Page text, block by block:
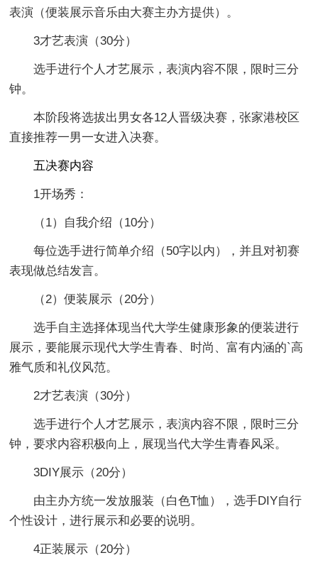
表演（便装展示音乐由大赛主办方提供）。
3才艺表演（30分）
选手进行个人才艺展示，表演内容不限，限时三分
钟。
本阶段将选拔出男女各12人晋级决赛，张家港校区
直接推荐一男一女进入决赛。
五决赛内容
1开场秀：
（1）自我介绍（10分）
每位选手进行简单介绍（50字以内），并且对初赛
表现做总结发言。
（2）便装展示（20分）
选手自主选择体现当代大学生健康形象的便装进行
展示，要能展示现代大学生青春、时尚、富有内涵的`高
雅气质和礼仪风范。
2才艺表演（30分）
选手进行个人才艺展示，表演内容不限，限时三分
钟，要求内容积极向上，展现当代大学生青春风采。
3DIY展示（20分）
由主办方统一发放服装（白色T恤），选手DIY自行
个性设计，进行展示和必要的说明。
4正装展示（20分）